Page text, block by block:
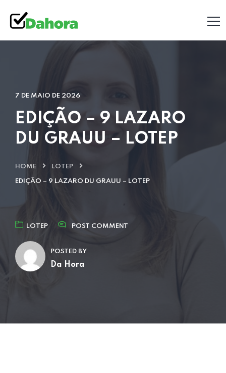
7 DE MAIO DE 2026
EDIÇÃO – 9 LAZARO
DU GRAUU – LOTEP
HOME LOTEP
EDIÇÃO – 9 LAZARO DU GRAUU – LOTEP
LOTEP POST COMMENT
POSTED BY
Da Hora